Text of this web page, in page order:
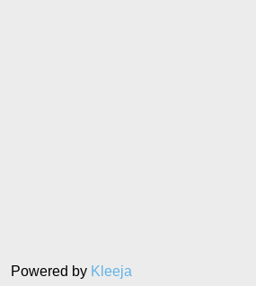
Powered by Kleeja